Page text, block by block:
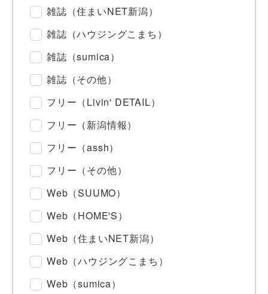
雑誌（住まいNET新潟）
雑誌（ハウジングこまち）
雑誌（sumica）
雑誌（その他）
フリー（Livin' DETAIL）
フリー（新潟情報）
フリー（assh）
フリー（その他）
Web（SUUMO）
Web（HOME'S）
Web（住まいNET新潟）
Web（ハウジングこまち）
Web（sumica）